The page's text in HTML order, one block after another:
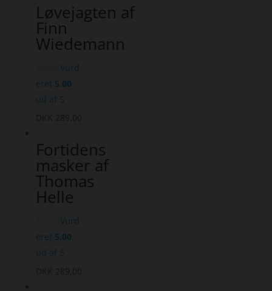
Løvejagten af
Finn
Wiedemann
Vurd
eret 5.00
ud af 5
Fortidens
masker af
Thomas
Helle
Vurd
eret 5.00
ud af 5